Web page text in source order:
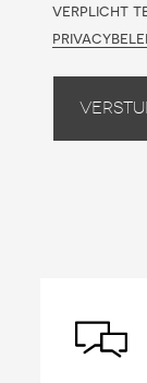
verplicht